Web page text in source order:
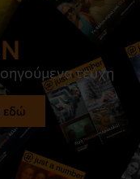
τεύχη
εδώ